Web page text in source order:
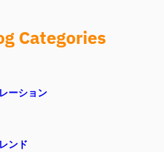
Categories
ーション
ンド